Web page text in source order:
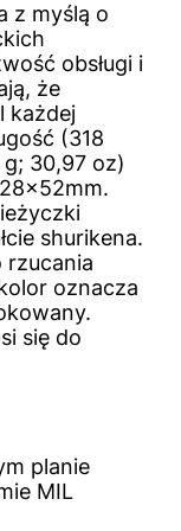
z myślą o
obsługi i
że
każdej
(318
30,97 oz)
shurikena.
rzucania
oznacza
się do
planie
MIL